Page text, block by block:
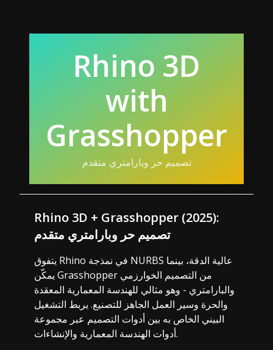
Rhino 3D
with
Grasshopper
تصميم حر وبارامتري متقدم
Rhino 3D + Grasshopper (2025):
تصميم حر وبارامتري متقدم
يتفوق Rhino في نمذجة NURBS عالية الدقة، بينما
يمكّن Grasshopper من التصميم الخوارزمي
والبارامتري - وهو مثالي للهندسة المعمارية المعقدة
والحرة وسير العمل الجاهز للتصنيع. يربط التشغيل
البيني الخاص به بين أدوات التصميم عبر مجموعة
أدوات الهندسة المعمارية والإنشاءات.